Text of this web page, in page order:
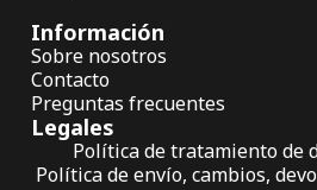
Información
Sobre nosotros
Contacto
Preguntas frecuentes
Legales
Política de tratamiento de
Política de envío, cambios,